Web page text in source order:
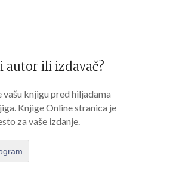
autor ili izdavač?
knjigu pred hiljadama
Knjige Online stranica je
za vaše izdanje.